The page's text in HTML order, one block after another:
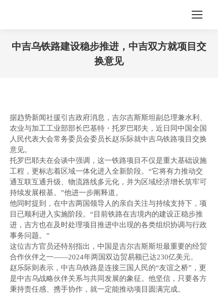
中吉乌铁路建设稳步推进，中吉双方就项目交
换意见
据趋势新闻社援引吉政府消息，吉尔吉斯斯坦副总理兼水利、
农业与加工工业部部长巴基特・托罗巴耶夫，近日同中国全国
人民代表大会常务委员会委员长赵乐际就中吉乌铁路项目交换
意见。
托罗巴耶夫在会谈中强调，这一铁路项目不仅是重大基础设施
工程，更标志着区域一体化进入全新阶段。“它将有力推动交
通互联互通升级、物流路线多元化，并为区域经济增长筑牢可
持续发展根基。”他进一步阐释道。
他同时提到，在中吉两国领导人的亲自关注与持续支持下，项
目已顺利进入实施阶段。“目前铁路在吉境内的建设正稳步推
进，吉方也在及时处理项目推进中出现的各类组织协调与行政
事务问题。”
这位吉方官员还特别指出，中国是吉尔吉斯斯坦最重要的经贸
合作伙伴之一——2024年两国双边贸易额已达230亿美元。
赵乐际则表示，中吉乌铁路是连接三国人民的“友谊之桥”，更
是中吉乌战略伙伴关系与共同发展的象征。他坚信，只要各方
秉持责任感、携手协作，就一定能推动项目圆满完成。